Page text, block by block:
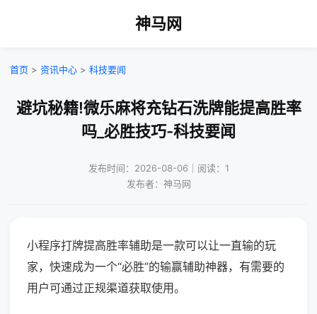
神马网
首页 > 资讯中心 > 科技要闻
避坑秘籍!微乐麻将充钻石洗牌能提高胜率
吗_必胜技巧-科技要闻
发布时间：2026-08-06｜阅读：1
发布者：神马网
小程序打牌提高胜率辅助是一款可以让一直输的玩
家，快速成为一个“必胜”的输赢辅助神器，有需要的
用户可通过正规渠道获取使用。